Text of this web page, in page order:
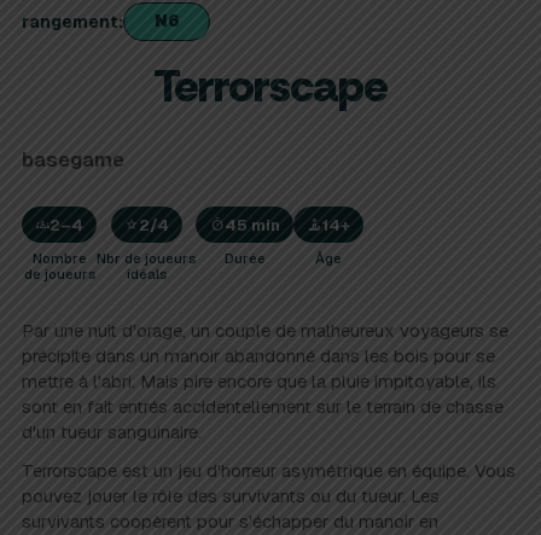
N6
rangement
Terrorscape
basegame
2–4
Nombre
de joueurs
2/4
Nbr de joueurs
idéals
45 min
Durée
14+
Âge
Par une nuit d'orage, un couple de malheureux voyageurs se
précipite dans un manoir abandonné dans les bois pour se
mettre à l'abri. Mais pire encore que la pluie impitoyable, ils
sont en fait entrés accidentellement sur le terrain de chasse
d'un tueur sanguinaire.
Terrorscape est un jeu d'horreur asymétrique en équipe. Vous
pouvez jouer le rôle des survivants ou du tueur. Les
survivants coopèrent pour s'échapper du manoir en